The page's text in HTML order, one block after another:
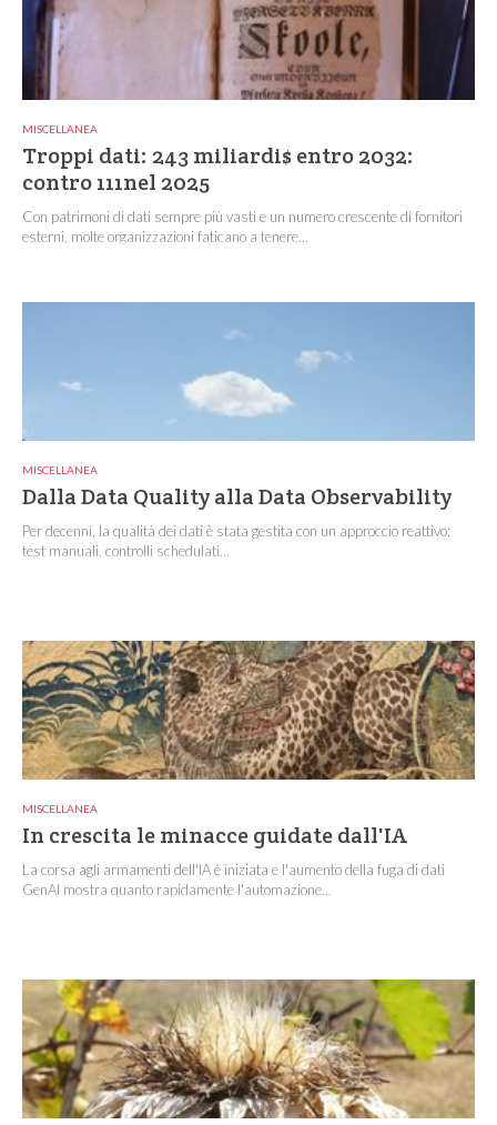
MISCELLANEA
Troppi dati: 243 miliardi$ entro 2032:
contro 111nel 2025
Con patrimoni di dati sempre più vasti e un numero crescente di fornitori
esterni, molte organizzazioni faticano a tenere...
MISCELLANEA
Dalla Data Quality alla Data Observability
Per decenni, la qualità dei dati è stata gestita con un approccio reattivo:
test manuali, controlli schedulati...
MISCELLANEA
In crescita le minacce guidate dall'IA
La corsa agli armamenti dell'IA è iniziata e l'aumento della fuga di dati
GenAI mostra quanto rapidamente l'automazione...